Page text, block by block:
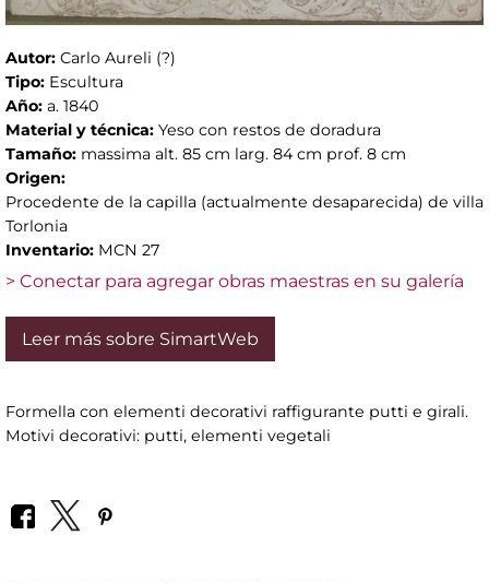
Autor: Carlo Aureli (?)
Tipo: Escultura
Año: a. 1840
Material y técnica: Yeso con restos de doradura
Tamaño: massima alt. 85 cm larg. 84 cm prof. 8 cm
Origen:
Procedente de la capilla (actualmente desaparecida) de villa
Torlonia
Inventario: MCN 27
> Conectar para agregar obras maestras en su galería
Leer más sobre SimartWeb
Formella con elementi decorativi raffigurante putti e girali.
Motivi decorativi: putti, elementi vegetali